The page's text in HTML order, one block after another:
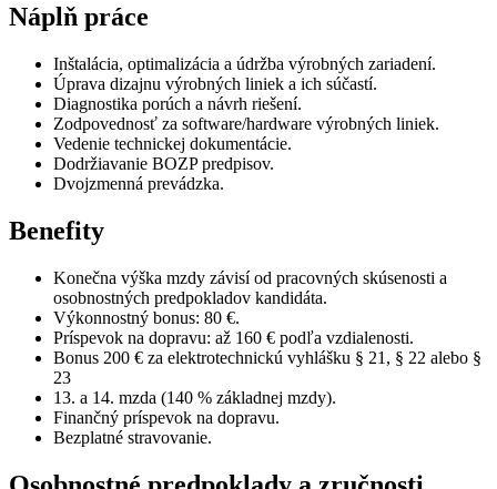
Náplň práce
Inštalácia, optimalizácia a údržba výrobných zariadení.
Úprava dizajnu výrobných liniek a ich súčastí.
Diagnostika porúch a návrh riešení.
Zodpovednosť za software/hardware výrobných liniek.
Vedenie technickej dokumentácie.
Dodržiavanie BOZP predpisov.
Dvojzmenná prevádzka.
Benefity
Konečna výška mzdy závisí od pracovných skúsenosti a
osobnostných predpokladov kandidáta.
Výkonnostný bonus: 80 €.
Príspevok na dopravu: až 160 € podľa vzdialenosti.
Bonus 200 € za elektrotechnickú vyhlášku § 21, § 22 alebo §
23
13. a 14. mzda (140 % základnej mzdy).
Finančný príspevok na dopravu.
Bezplatné stravovanie.